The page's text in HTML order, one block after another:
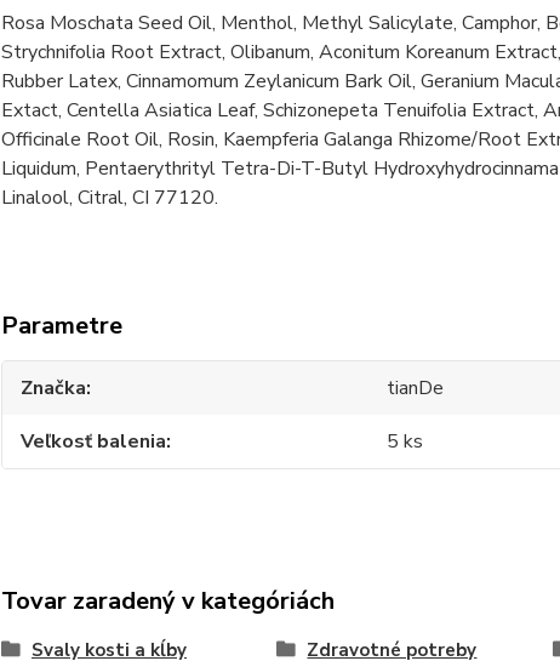
Rosa Moschata Seed Oil, Menthol, Methyl Salicylate, Camphor,
Strychnifolia Root Extract, Olibanum, Aconitum Koreanum
Rubber Latex, Cinnamomum Zeylanicum Bark Oil, Geranium
Extact, Centella Asiatica Leaf, Schizonepeta Tenuifolia Extract,
Officinale Root Oil, Rosin, Kaempferia Galanga Rhizome/Root
Liquidum, Pentaerythrityl Tetra-Di-T-Butyl
Linalool, Citral, CI 77120.
Parametre
Značka
tianDe
Veľkosť balenia
5 ks
Tovar zaradený v kategóriách
Svaly kosti a kĺby Zdravotné potreby